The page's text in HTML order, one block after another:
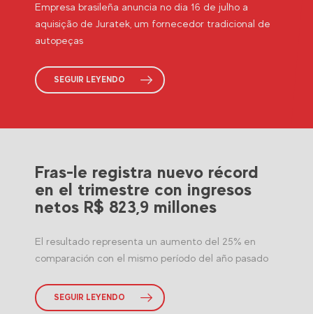
Empresa brasileña anuncia no dia 16 de julho a
aquisição de Juratek, um fornecedor tradicional de
autopeças
SEGUIR LEYENDO
Fras-le registra nuevo récord
en el trimestre con ingresos
netos R$ 823,9 millones
El resultado representa un aumento del 25% en
comparación con el mismo período del año pasado
SEGUIR LEYENDO